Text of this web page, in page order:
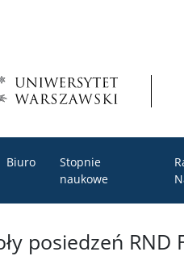
Biuro
Stopnie
naukowe
posiedzeń